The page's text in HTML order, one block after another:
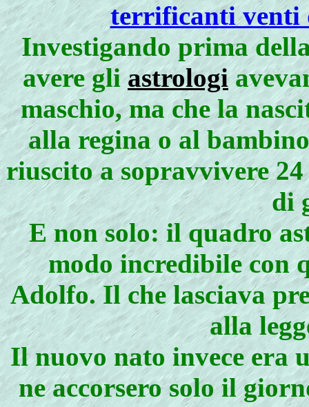
terrificanti venti
Investigando prima della
avere gliastrologi
maschio, ma che la
alla regina o al bambino
riuscito a sopravvivere
di
E non solo: il quadro
modo incredibile con
Adolfo. Il che lasciava
alla
Il nuovo nato invece era
ne accorsero solo il